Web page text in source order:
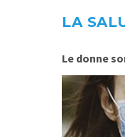
LA
Le donne